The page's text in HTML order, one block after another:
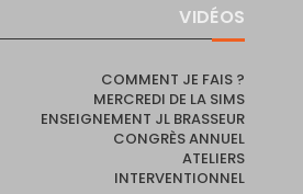
VIDÉOS
COMMENT JE FAIS ?
MERCREDI DE LA SIMS
ENSEIGNEMENT JL BRASSEUR
CONGRÈS ANNUEL
ATELIERS
INTERVENTIONNEL